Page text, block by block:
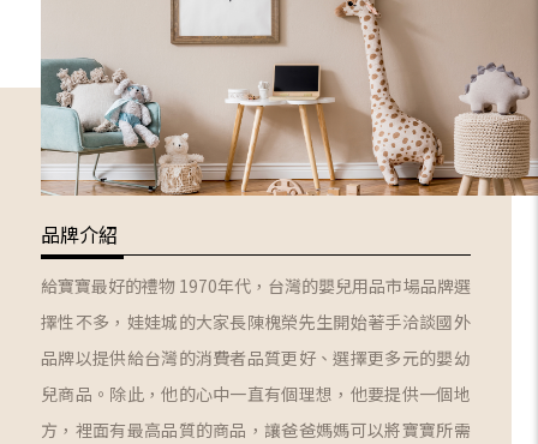
品牌介紹
給寶寶最好的禮物 1970年代，台灣的嬰兒用品市場品牌選
擇性不多，娃娃城的大家長陳槐榮先生開始著手洽談國外
品牌以提供給台灣的消費者品質更好、選擇更多元的嬰幼
兒商品。除此，他的心中一直有個理想，他要提供一個地
方，裡面有最高品質的商品，讓爸爸媽媽可以將寶寶所需